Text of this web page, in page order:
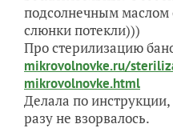
подсолнечным
слюнки потекли)))
Про стерилизацию
mikrovolnovke.ru/
mikrovolnovke.html
Делала по
разу не взорвалось.